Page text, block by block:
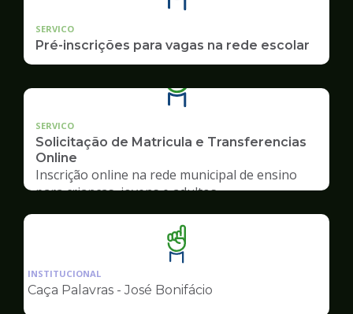
SERVICO
Pré-inscrições para vagas na rede escolar
SERVICO
Solicitação de Matricula e Transferencias
Online
Inscrição online na rede municipal de ensino
para crianças, jovens e adultos
Ilustração
da
pagina
INSTITUCIONAL
Caça Palavras - José Bonifácio